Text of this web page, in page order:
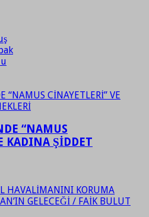
“NAMUS
KADINA ŞİDDET